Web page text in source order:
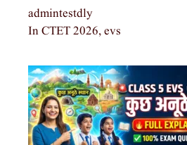
admintestdly
In CTET 2026, evs